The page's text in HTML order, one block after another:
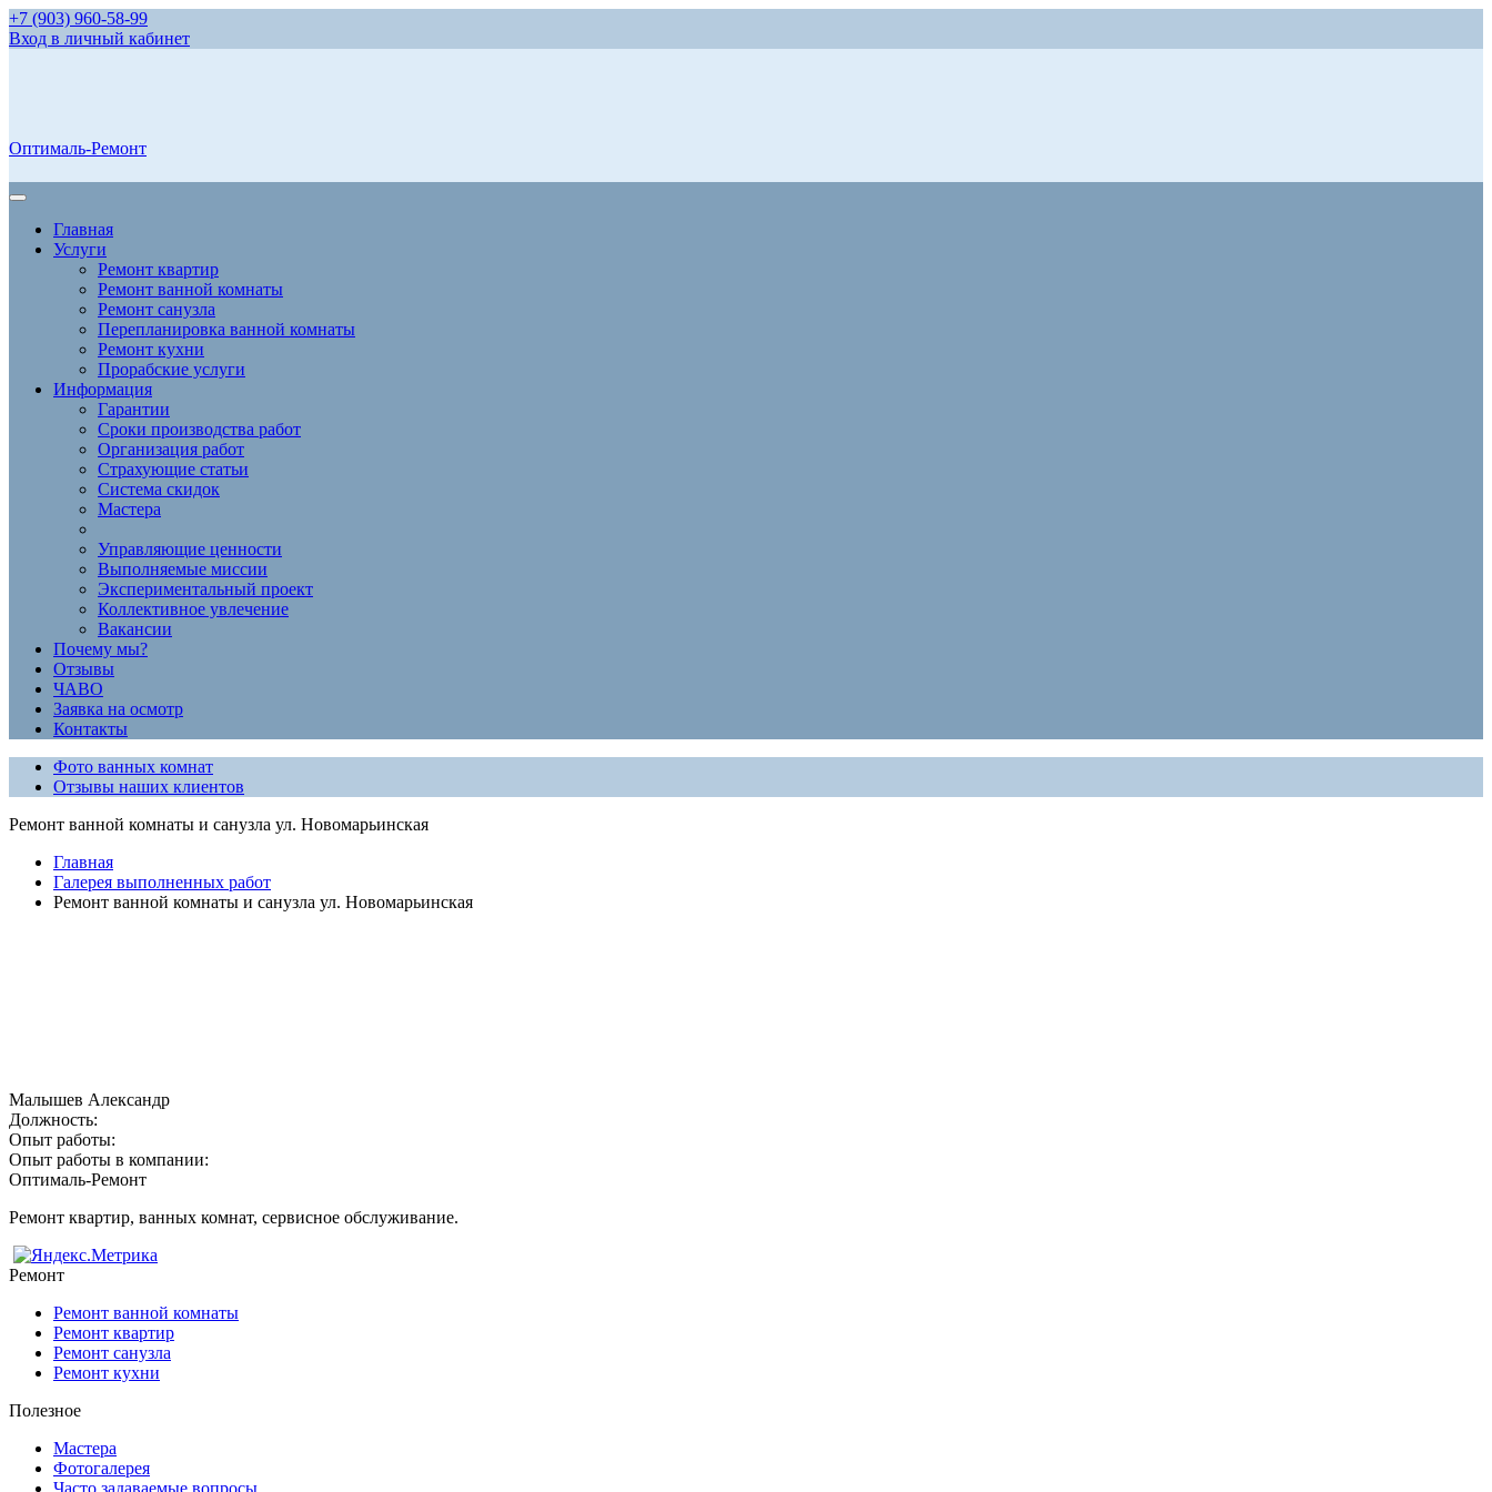
+7 (903) 960-58-99
Вход в личный кабинет
Оптималь-Ремонт
Главная
Услуги
Ремонт квартир
Ремонт ванной комнаты
Ремонт санузла
Перепланировка ванной комнаты
Ремонт кухни
Прорабские услуги
Информация
Гарантии
Сроки производства работ
Организация работ
Страхующие статьи
Система скидок
Мастера
Управляющие ценности
Выполняемые миссии
Экспериментальный проект
Коллективное увлечение
Вакансии
Почему мы?
Отзывы
ЧАВО
Заявка на осмотр
Контакты
Фото ванных комнат
Отзывы наших клиентов
Ремонт ванной комнаты и санузла ул. Новомарьинская
Главная
Галерея выполненных работ
Ремонт ванной комнаты и санузла ул. Новомарьинская
Малышев Александр
Должность:
Опыт работы:
Опыт работы в компании:
Оптималь-Ремонт
Ремонт квартир, ванных комнат, сервисное обслуживание.
Ремонт
Ремонт ванной комнаты
Ремонт квартир
Ремонт санузла
Ремонт кухни
Полезное
Мастера
Фотогалерея
Часто задаваемые вопросы